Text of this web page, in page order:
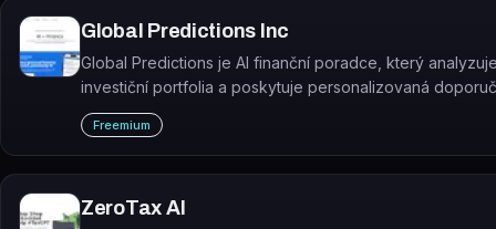
Global Predictions Inc
Global Predictions je AI finanční poradce, který
investiční portfolia a poskytuje personalizovaná
individuální investory i instituce.
Freemium
ZeroTax Al